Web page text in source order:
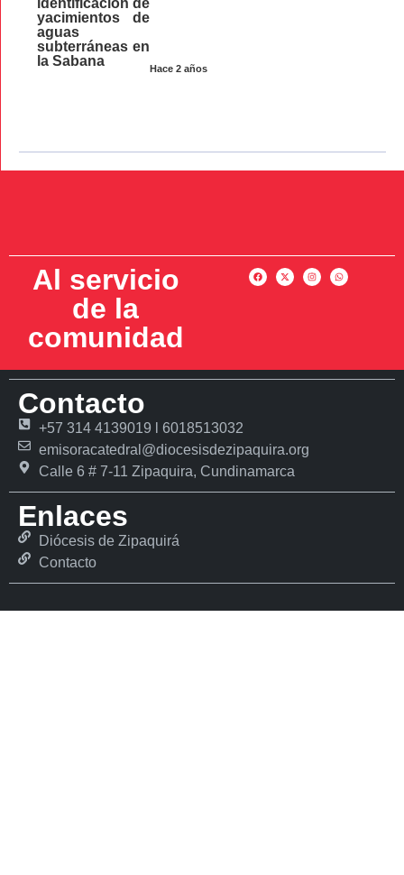
Hace 2 años
yacimientos de
aguas
subterráneas en
la Sabana
Al servicio
de la
comunidad
Contacto
+57 314 4139019 l 6018513032
emisoracatedral@diocesisdezipaquira.org
Calle 6 # 7-11 Zipaquira, Cundinamarca
Enlaces
Diócesis de Zipaquirá
Contacto